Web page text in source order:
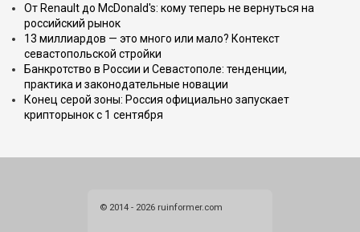
От Renault до McDonald's: кому теперь не вернуться на
российский рынок
13 миллиардов — это много или мало? Контекст
севастопольской стройки
Банкротство в России и Севастополе: тенденции,
практика и законодательные новации
Конец серой зоны: Россия официально запускает
крипторынок с 1 сентября
© 2014 - 2026 ruinformer.com